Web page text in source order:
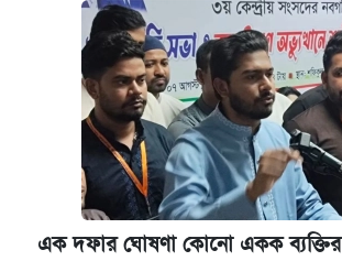
এক দফার ঘোষণা কোনো একক